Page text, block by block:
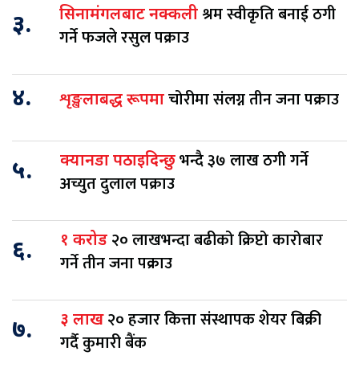
३. सिनामंगलबाट नक्कलीश्रम स्वीकृति बनाई ठगी
गर्ने फजले रसुल पक्राउ
४. शृङ्खलाबद्ध रूपमाचोरीमा संलग्न तीन जना पक्राउ
५. क्यानडा पठाइदिन्छुभन्दै ३७ लाख ठगी गर्ने
अच्युत दुलाल पक्राउ
६. १ करोड २० लाखभन्दा बढीको क्रिप्टो कारोबार
गर्ने तीन जना पक्राउ
७. ३ लाख२० हजार कित्ता संस्थापक शेयर बिक्री
गर्दै कुमारी बैंक